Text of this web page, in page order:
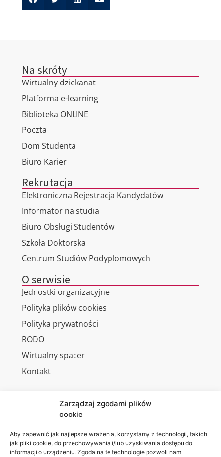
Zarządzaj zgodami plików
cookie
Aby zapewnić jak najlepsze wrażenia, korzystamy z technologii, takich
jak pliki cookie, do przechowywania i/lub uzyskiwania dostępu do
informacji o urządzeniu. Zgoda na te technologie pozwoli nam
Na skróty
Wirtualny dziekanat
Platforma e-learning
Biblioteka ONLINE
Poczta
Dom Studenta
Biuro Karier
Rekrutacja
Elektroniczna Rejestracja Kandydatów
Informator na studia
Biuro Obsługi Studentów
Szkoła Doktorska
Centrum Studiów Podyplomowych
O serwisie
Jednostki organizacyjne
Polityka plików cookies
Polityka prywatności
RODO
Wirtualny spacer
Kontakt
Akademia
WSEI